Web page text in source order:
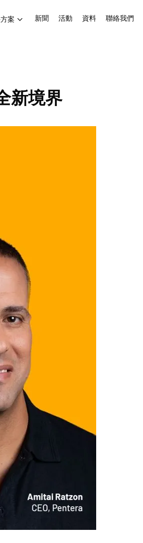
案 新聞 活動 資料 聯絡我們
新境界